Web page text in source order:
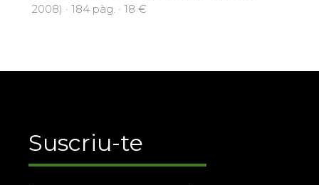
2008) · 184 pàg. · 18 €
Suscriu-te